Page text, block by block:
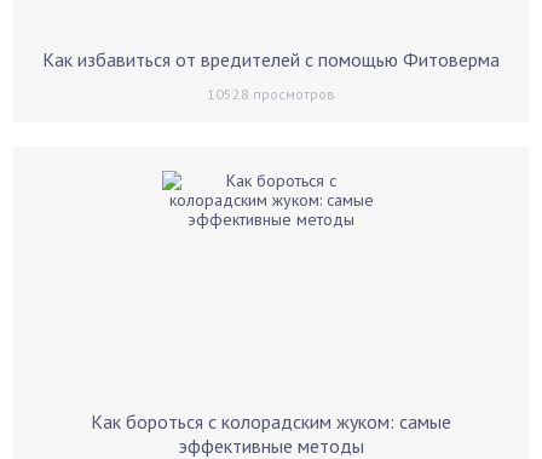
Как избавиться от вредителей с помощью Фитоверма
10528 просмотров
Как бороться с колорадским жуком: самые
эффективные методы